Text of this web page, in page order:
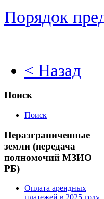
Порядок
< Назад
Поиск
Поиск
Неразграниченные
земли (передача
полномочий МЗИО
РБ)
Оплата арендных